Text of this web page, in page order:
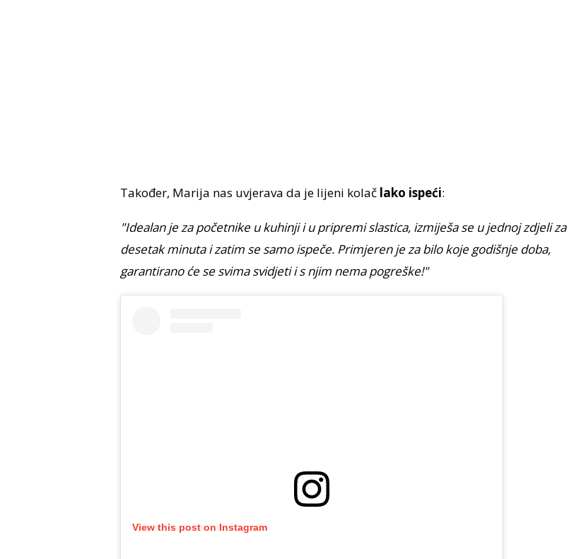
Također, Marija nas uvjerava da je lijeni kolač lako ispeći:
"Idealan je za početnike u kuhinji i u pripremi slastica, izmiješa se u jednoj zdjeli za
desetak minuta i zatim se samo ispeče. Primjeren je za bilo koje godišnje doba,
garantirano će se svima svidjeti i s njim nema pogreške!"
View this post on Instagram